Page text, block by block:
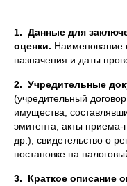
1. Данные для
оценки. Наименование
назначения и даты
2. Учредительные
(учредительный
имущества,
эмитента, акты
др.), свидетельство о
постановке на
3. Краткое описание